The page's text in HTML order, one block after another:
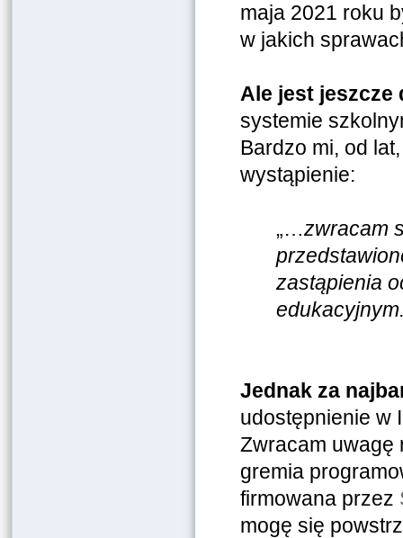
maja 2021 roku
w jakich
Ale jest jeszcze
systemie
Bardzo mi, od
wystąpienie:
„…zwracam
zastąpienia
Jednak za
udostępnienie w
Zwracam uwagę
gremia
firmowana przez
mogę się